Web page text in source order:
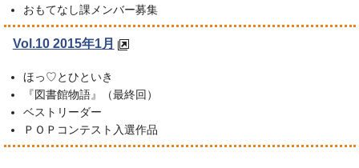
おもてなし課メンバー募集
Vol.10 2015年1月
ほっ♡とひといき
『図書館物語』（最終回）
ベストリーダー
ＰＯＰコンテスト入選作品